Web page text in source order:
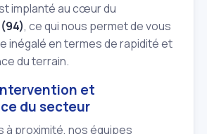
implanté au cœur du
, ce qui nous permet de vous
inégalé en termes de rapidité et
du terrain.
et
du secteur
à proximité, nos équipes